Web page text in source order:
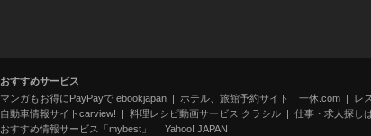
おすすめサービス
マンガもお得にPayPayで ebookjapan
ホテル、旅館予約サイト 一休.com
レ
自動車情報サイトcarview!
料理レシピ動画サービス クラシル 仕事・求人探し
おすすめ情報サービス「mybest」
Yahoo! JAPAN